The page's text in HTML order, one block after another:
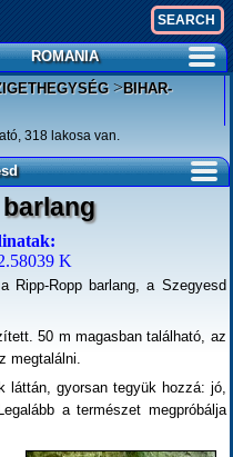
ROMANIA
>BIHAR-
318 lakosa van.
K
Ripp-Ropp barlang, a Szegyesd
50 m magasban található, az
megtalálni.
láttán, gyorsan tegyük hozzá: jó,
a természet megpróbálja